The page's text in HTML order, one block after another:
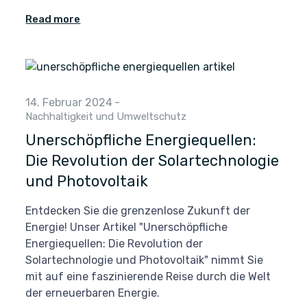
Read more
14. Februar 2024 -
Nachhaltigkeit und Umweltschutz
Unerschöpfliche Energiequellen:
Die Revolution der Solartechnologie
und Photovoltaik
Entdecken Sie die grenzenlose Zukunft der
Energie! Unser Artikel "Unerschöpfliche
Energiequellen: Die Revolution der
Solartechnologie und Photovoltaik" nimmt Sie
mit auf eine faszinierende Reise durch die Welt
der erneuerbaren Energie.